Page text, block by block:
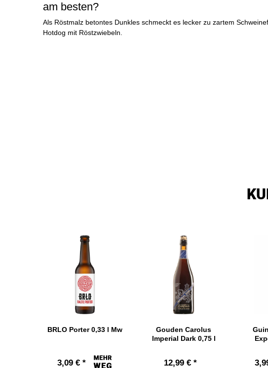
am besten?
Als Röstmalz betontes Dunkles schmeckt es lecker zu zartem
Hotdog mit Röstzwiebeln.
BRLO Porter 0,33 l Mw
3,09 € *
Gouden Carolus
Imperial Dark 0,75 l
12,99 € *